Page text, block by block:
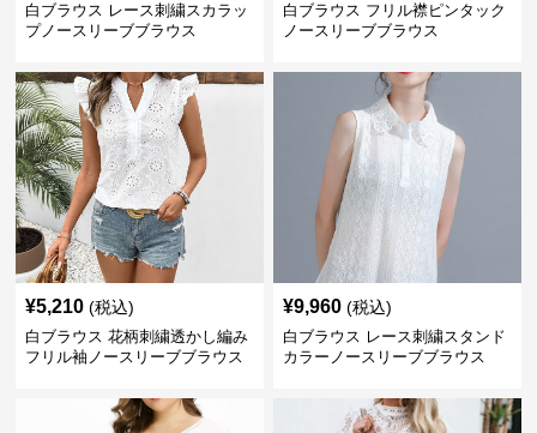
¥ 5,210 (税込)
白ブラウス 花柄刺繍透かし編み
フリル袖ノースリーブブラウス
9,960 (税込)
白ブラウス レース刺繍スタンド
カラーノースリーブブラウス